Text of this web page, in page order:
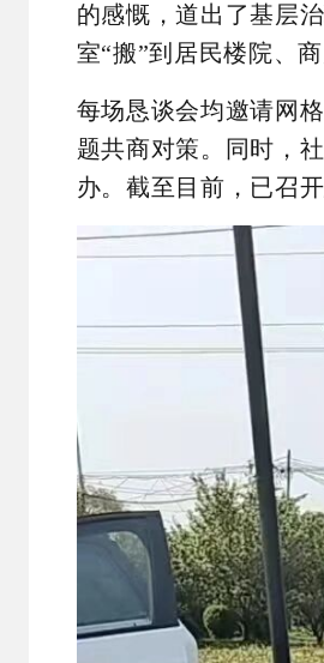
的感慨，道出了基层
室“搬”到居民楼院、
每场恳谈会均邀请网
题共商对策。同时，
办。截至目前，已召